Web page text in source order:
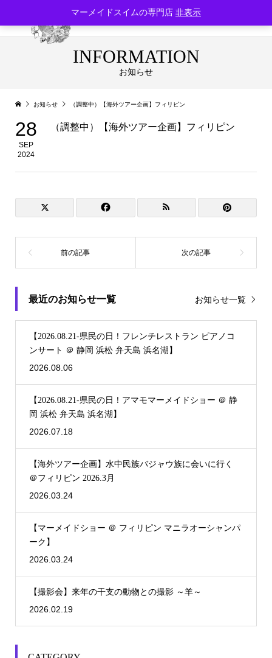
INFORMATION
お知らせ
お知らせ （調整中）【海外ツアー企画】フィリピン
28
SEP
2024
（調整中）【海外ツアー企画】フィリピン
最近のお知らせ一覧 お知らせ一覧
【2026.08.21-県民の日！フレンチレストラン ピアノコ
ンサート ＠ 静岡 浜松 弁天島 浜名湖】
2026.08.06
【2026.08.21-県民の日！アマモマーメイドショー ＠ 静
岡 浜松 弁天島 浜名湖】
2026.07.18
【海外ツアー企画】水中民族バジャウ族に会いに行く
＠フィリピン 2026.3月
2026.03.24
【マーメイドショー ＠ フィリピン マニラオーシャンパ
ーク】
2026.03.24
【撮影会】来年の干支の動物との撮影 ～羊～
2026.02.19
マーメイドスイムの専門店 非表示